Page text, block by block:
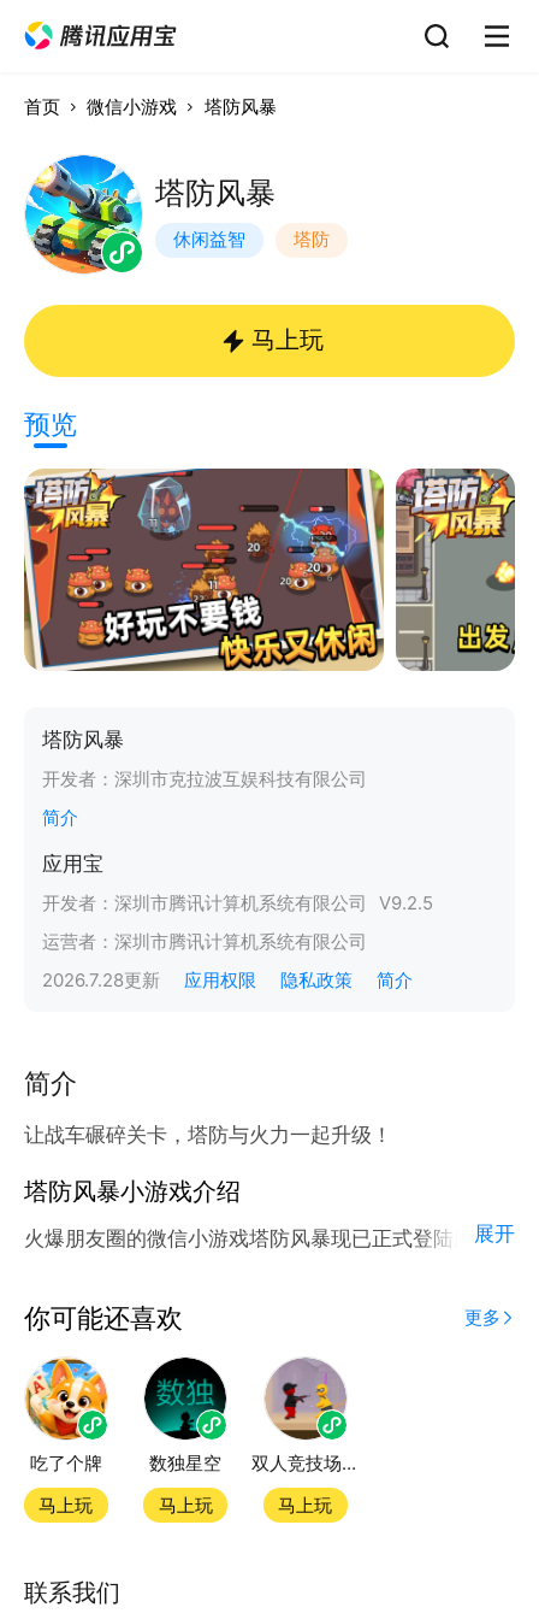
首页 微信小游戏 塔防风暴
塔防风暴
休闲益智 塔防
马上玩
预览
塔防风暴
开发者： 深圳市克拉波互娱科技有限公司
简介
应用宝
开发者： 深圳市腾讯计算机系统有限公司 V9.2.5
运营者： 深圳市腾讯计算机系统有限公司
2026.7.28更新 应用权限 隐私政策 简介
简介
让战车碾碎关卡，塔防与火力一起升级！
塔防风暴小游戏介绍
火爆朋友圈的微信小游戏塔防风暴现已正式登陆腾讯应
应用宝为腾讯官方游戏平台，收录海量正版授权的高热
度精品小游戏。直接搜索或者在小游戏 tab 发现热门
塔防风暴小游戏双平台畅玩
官方授权，在电脑上和手机上双端都能直接畅玩微信小
游戏
第一步：点击下载应用宝客户端，第二步：一键登录，
展开
你可能还喜欢 更多
吃了个牌
马上玩
数独星空
马上玩
双人竞技场刺客小游戏
马上玩
联系我们